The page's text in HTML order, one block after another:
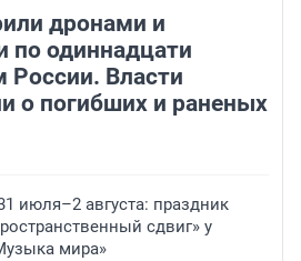
дронами и
по одиннадцати
России. Власти
о погибших и раненых
июля–2 августа: праздник
сдвиг» у
мира»